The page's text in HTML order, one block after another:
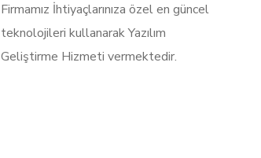
Firmamız İhtiyaçlarınıza özel en güncel
teknolojileri kullanarak Yazılım
Geliştirme Hizmeti vermektedir.